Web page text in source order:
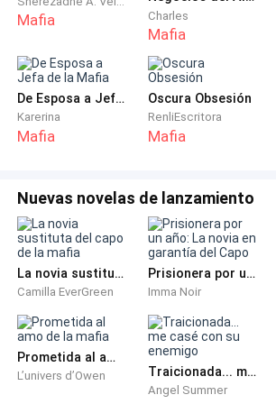
Sin embargo, tener a la Hermana
una gran diferencia en mi vida. Ella es
siempre está dispuesta a
reconfortarme. Cuando me siento
duras palabras de la Madre, puedo
convencerme de lo contrario.
La Hermana Lurdez es un verdadero
y su presencia me da la fuerza para
enfrentando los desafíos del día a día.
agradecida de tenerla como mi amiga
espero poder devolverle su bondad de
en el futuro.
Mafia Charles
Mafia
De Esposa a Jefa de la Mafia
Karerina
Mafia
Oscura Obsesión
RenliEscritora
Mafia
Nuevas novelas de lanzamiento
La novia sustituta del capo de la mafia
Camilla EverGreen
Prisionera por un año: La novia en garantía del Capo
Imma Noir
Prometida al amo de la mafia
L’univers d’Owen Traicionada... me casé con su enemigo
Angel Summer